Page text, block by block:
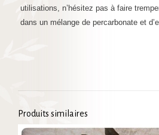
utilisations, n’hésitez pas à faire
dans un mélange de percarbonate et
Produits similaires